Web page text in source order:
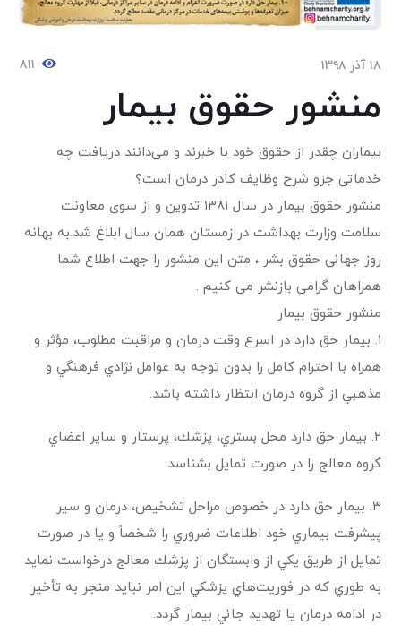
۱۸ آذر ۱۳۹۸ ۸۱۱
منشور حقوق بیمار
بیماران چقدر از حقوق خود با خبرند و می‌دانند دریافت چه
خدماتی جزو شرح وظایف کادر درمان است؟
منشور حقوق بیمار در سال ۱۳۸۱ تدوین و از سوی معاونت
سلامت وزارت بهداشت در زمستان همان سال ابلاغ شد.به بهانه
روز جهانی حقوق بشر ، متن این منشور را جهت اطلاع شما
همراهان گرامی بازنشر می کنیم .
منشور حقوق بیمار
۱. بيمار حق دارد در اسرع وقت درمان و مراقبت مطلوب، مؤثر و
همراه با احترام كامل را بدون توجه به عوامل نژادي فرهنگي و
مذهبي از گروه درمان انتظار داشته باشد.
۲. بيمار حق دارد محل بستري، پزشك، پرستار و ساير اعضاي
گروه معالج را در صورت تمايل بشناسد.
۳. بيمار حق دارد در خصوص مراحل تشخيص، درمان و سير
پيشرفت بيماري خود اطلاعات ضروري را شخصاً و يا در صورت
تمايل از طريق يكي از وابستگان از پزشك معالج درخواست نمايد
به طوري كه در فوريت‌هاي پزشكي اين امر نبايد منجر به تأخير
در ادامه درمان يا تهديد جاني بيمار گردد.